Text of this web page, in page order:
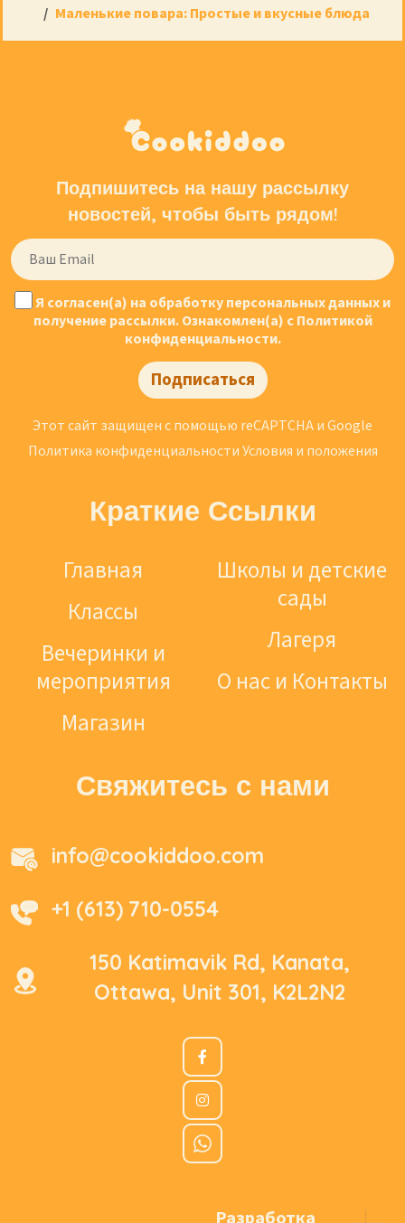
Маленькие повара: Простые и вкусные блюда
Подпишитесь на нашу рассылку
новостей, чтобы быть рядом!
Я согласен(а) на обработку персональных данных и
получение рассылки. Ознакомлен(а) с Политикой
конфиденциальности.
Подписаться
Этот сайт защищен с помощью reCAPTCHA и Google
Политика конфиденциальностиУсловия и положения
Краткие Ссылки
Главная
Классы
Вечеринки и
мероприятия
Магазин
Школы и детские
сады
Лагеря
О нас и Контакты
Свяжитесь с нами
info@cookiddoo.com
+1 (613) 710-0554
150 Katimavik Rd, Kanata,
Ottawa, Unit 301, K2L2N2